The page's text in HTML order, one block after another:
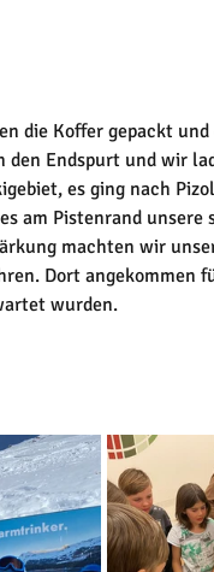
die Koffer gepackt und
Endspurt und wir
es ging nach
am Pistenrand
machten wir
Dort angekommen
wurden.